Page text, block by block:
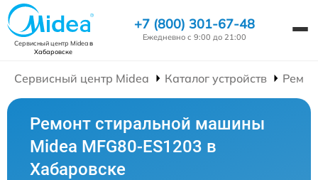
Сервисный центр Mideaв
Хабаровске
+7 (800) 301-67-48
Ежедневно с 9:00 до 21:00
Сервисный центр Midea Каталог устройств
Ремонт стиральной машины
Midea MFG80-ES1203 в
Хабаровске